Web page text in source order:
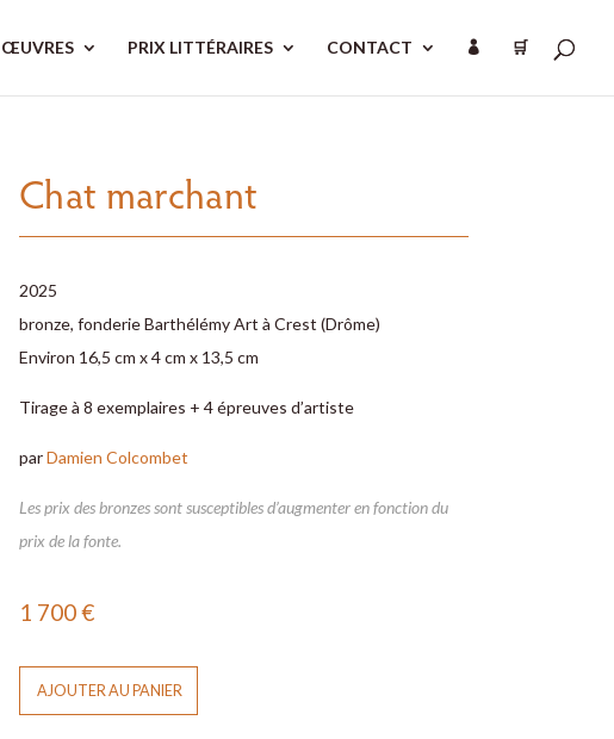
ŒUVRES PRIX LITTÉRAIRES CONTACT  🛒
Chat marchant
2025
bronze, fonderie Barthélémy Art à Crest (Drôme)
Environ 16,5 cm x 4 cm x 13,5 cm
Tirage à 8 exemplaires + 4 épreuves d’artiste
parDamien Colcombet
Les prix des bronzes sont susceptibles d’augmenter en fonction du
prix de la fonte.
1 700€
AJOUTER AU PANIER